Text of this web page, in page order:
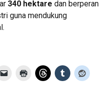
340 hektare dan berperan
guna mendukung